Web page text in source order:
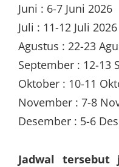
Juni : 6-7 Juni 2026
Juli : 11-12 Juli 2026
Agustus : 22-23
September : 12-13
Oktober : 10-11
November : 7-8
Desember : 5-6
Jadwal tersebut